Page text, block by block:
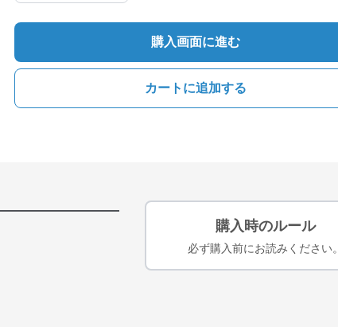
購入画面に進む
カートに追加する
購入時のルール
必ず購入前にお読みください。